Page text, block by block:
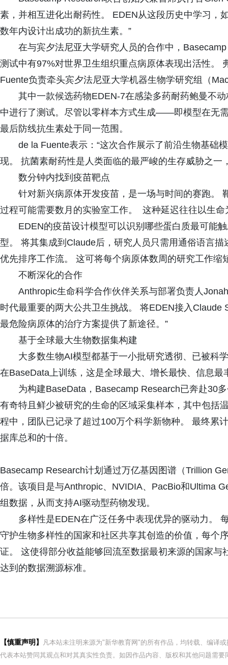
素，并相互进化出耐药性。 EDEN从这段历史中学习，
数年内设计出成功的新抗生素。”
在与宾夕法尼亚大学研究人员的合作中，
测试中有97%对世界卫生组织重点病原体表现出活性。
Fuente负责牵头宾夕法尼亚大学机器生物学研究组（
其中一款候选药物EDEN-7在感染多药耐药鲍曼不
中进行了测试。尽管以零样本方式生成——即模型在无
最后防线抗生素处于同一范围。
de la Fuente表示：“这次合作展示了前沿生物基础
现。 抗菌素耐药性是人类面临的最严峻的生存威胁之
数分钟内找到疫苗靶点
针对新兴病原体开发疫苗，是一场与时间的赛跑。
过程可能需要数月的实验室工作。 这种延迟往往以生命
EDEN的疫苗设计模型可以识别哪些蛋白质最可能
型。 将其集成到Claude后，研究人员只需用通俗语言
优先排序工作流。 这可将每个病原体数周的研究工作缩
不断深化的合作
Anthropic生命科学合作伙伴关系与部署负责人
时代最重要的两大公共卫生挑战。 将EDEN接入
最危险病原体的治疗方案提供了新途径。”
基于全球最大生物数据集构建
大多数生物AI模型都基于一小批研究透彻、已被科
在BaseData上训练，这是全球最大、增长最快、信息最
为构建BaseData，Basecamp Research已奔赴30
有奇特且鲜少被研究的生命的区域采集样本，其中包括
程中，团队已记录了超过100万个科学新物种。 最终累
据库总和的十倍。
Basecamp Research计划通过万亿基因图谱（Trillion
倍。该项目是与Anthropic、NVIDIA、PacBio和Ultima
组数据，从而支持AI驱动型药物发现。
多样性是EDEN在广泛任务中表现优异的驱动力。
守护生物多样性的国家和社区共享其创造的价值，每个
证。 这使得部分收益能够回流至数据最初来源的国家
达到的数据溯源标准。
【慎重声明】
凡本站未注明来源为"新华教育网"的所有作品，均转载、编译
代表本站赞同其观点和对其真实性负责。如因作品内容、版权和其他问题需